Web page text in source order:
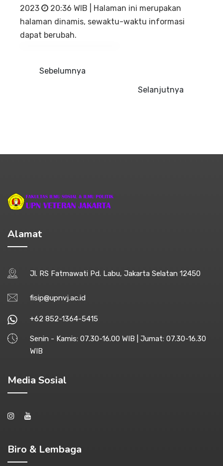
2023
20:36 WIB
Halaman ini merupakan
halaman dinamis, sewaktu-waktu informasi
dapat berubah.
Sebelumnya
Selanjutnya
Alamat
Jl. RS Fatmawati Pd. Labu, Jakarta Selatan 12450
fisip@upnvj.ac.id
+62 852-1364-5415
Senin - Kamis: 07.30-16.00 WIB | Jumat: 07.30-16.30
WIB
Media Sosial
Biro & Lembaga